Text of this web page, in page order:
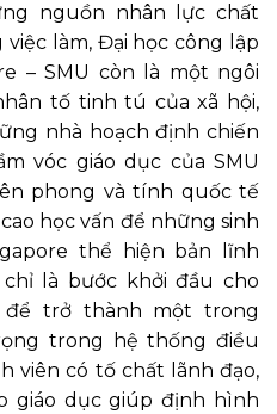
nguồn nhân lực chất
làm, Đại học công lập
– SMU còn là một ngôi
tố tinh tú của xã hội,
nhà hoạch định chiến
vóc giáo dục của SMU
phong và tính quốc tế
học vấn để những sinh
thể hiện bản lĩnh
là bước khởi đầu cho
trở thành một trong
trong hệ thống điều
viên có tố chất lãnh đạo,
giáo dục giúp định hình